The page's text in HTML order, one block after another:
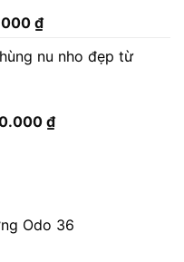
₫Giá
tại
nu nho đẹp từ
₫.
₫Giá
Odo 36